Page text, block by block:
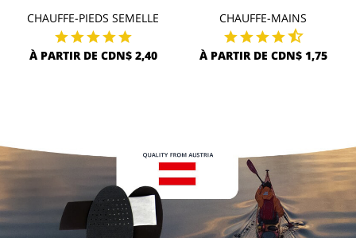
CHAUFFE-PIEDS SEMELLE
À PARTIR DE CDN$ 2,40
CHAUFFE-MAINS
À PARTIR DE CDN$ 1,75